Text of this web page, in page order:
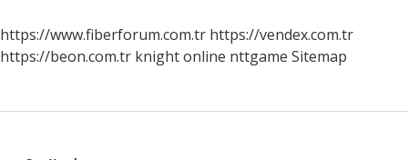
Kurumu
https://www.fiberforum.com.tr https://vendex.com.tr
https://beon.com.tr knight online nttgame Sitemap